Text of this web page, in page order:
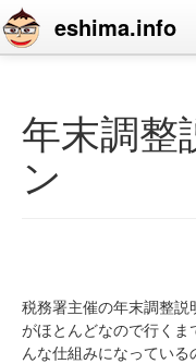
eshima.info
blog
profile
contact
年末調整
ン
税務署主催の年末調整説
がほとんどなので行くま
んな仕組みになっている